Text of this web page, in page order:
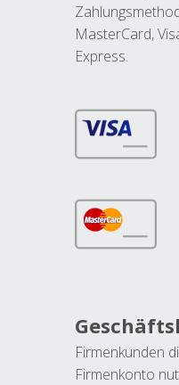
MasterCard,
Express.
Firmenkunden
Firmenkonto